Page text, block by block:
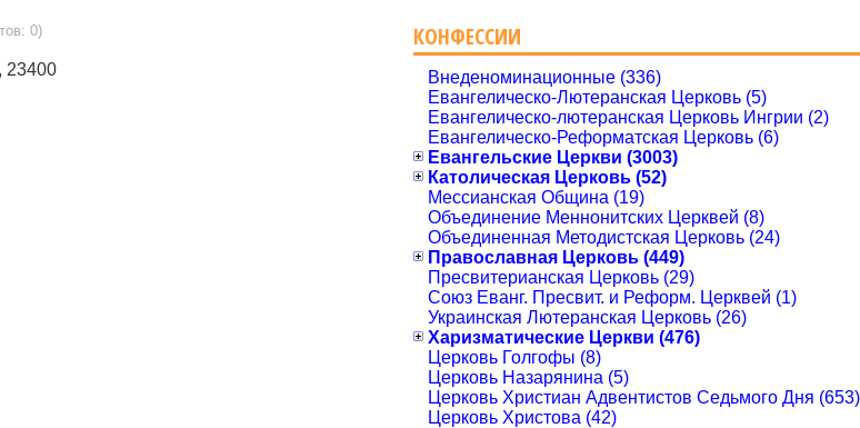
0)
23400
КОНФЕССИИ
Внеденоминационные (336)
Евангелическо-Лютеранская Церковь (5)
Евангелическо-лютеранская Церковь Ингрии (2)
Евангелическо-Реформатская Церковь (6)
Евангельские Церкви (3003)
Католическая Церковь (52)
Мессианская Община (19)
Объединение Меннонитских Церквей (8)
Объединенная Методистская Церковь (24)
Православная Церковь (449)
Пресвитерианская Церковь (29)
Союз Еванг. Пресвит. и Реформ. Церквей (1)
Украинская Лютеранская Церковь (26)
Харизматические Церкви (476)
Церковь Голгофы (8)
Церковь Назарянина (5)
Церковь Христиан Адвентистов Седьмого Дня (653)
Церковь Христова (42)